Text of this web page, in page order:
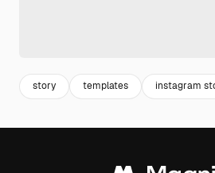
story templates instagram